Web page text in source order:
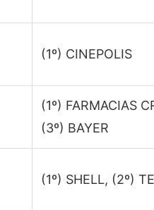
(1º) CINEPOLIS
(1º) FARMACIAS
(3º) BAYER
(1º) SHELL, (2º)